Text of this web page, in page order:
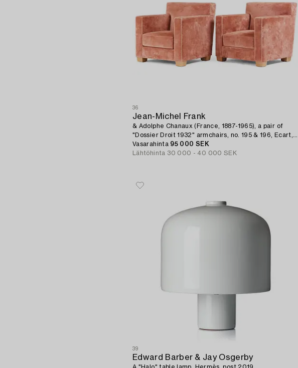
36
Jean-Michel Frank
& Adolphe Chanaux (France, 1887-1965), a pair of
"Dossier Droit 1932" armchairs, no. 195 & 196, Ecart,
Paris, 2021.
Vasarahinta 95 000 SEK
Lähtöhinta 30 000 - 40 000 SEK
39
Edward Barber & Jay Osgerby